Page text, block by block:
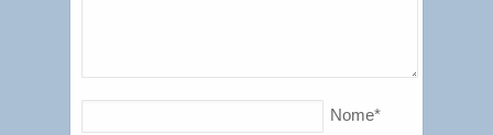
Nome*